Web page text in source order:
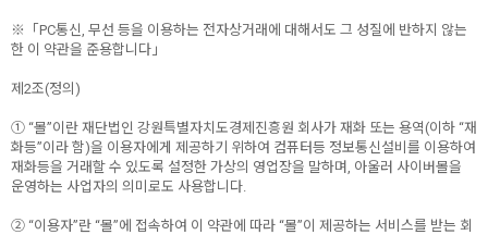
※「PC통신, 무선 등을 이용하는 전자상거래에 대해서도 그 성질에 반하지 않는
한 이 약관을 준용합니다」
제2조(정의)
① “몰”이란 재단법인 강원특별자치도경제진흥원 회사가 재화 또는 용역(이하 “재
화등”이라 함)을 이용자에게 제공하기 위하여 컴퓨터등 정보통신설비를 이용하여
재화등을 거래할 수 있도록 설정한 가상의 영업장을 말하며, 아울러 사이버몰을
운영하는 사업자의 의미로도 사용합니다.
② “이용자”란 “몰”에 접속하여 이 약관에 따라 “몰”이 제공하는 서비스를 받는 회